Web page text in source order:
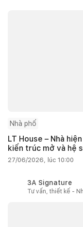
Nhà phố
LT House – Nhà
kiến trúc mở và hệ
27/06/2026, lúc 10:00
3A Signature
Tư vấn, thiết kế -